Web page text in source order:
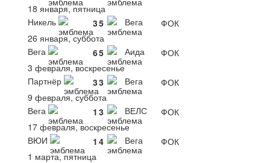
18 января, пятница
Никель
35 Вега
ФОК
26 января, суббота
Вега
65 Аида
ФОК
3 февраля, воскресенье
Партнёр
33 Вега
ФОК
9 февраля, суббота
Вега
1 3 ВЕЛС
ФОК
17 февраля, воскресенье
ВЮИ
1 4 Вега
ФОК
1 марта, пятница